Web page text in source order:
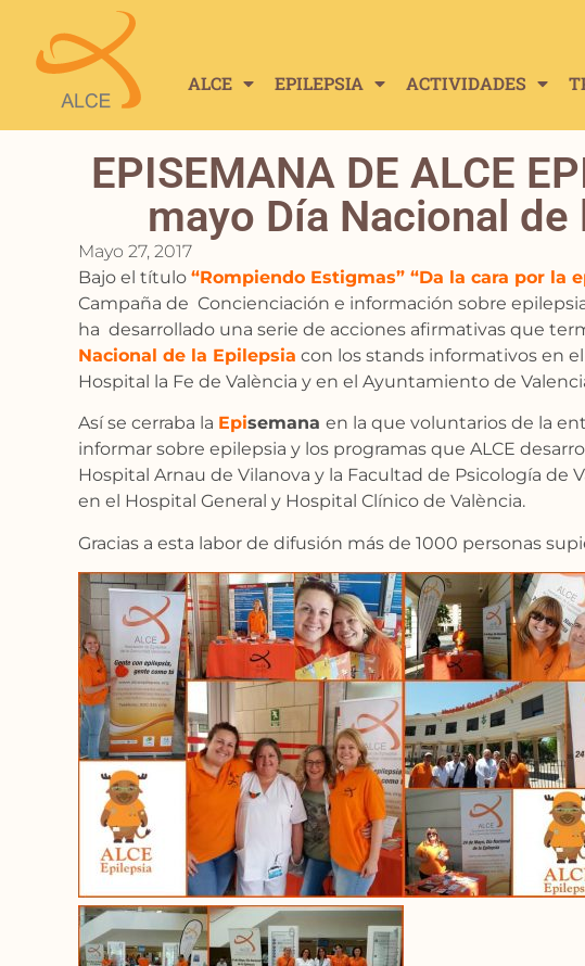
ALCE EPILEPSIA ACTIVIDADES
EPISEMANA DE ALCE
mayo Día Nacional de
Mayo 27, 2017
Bajo el título “Rompiendo Estigmas” “Da la cara por la
Campaña de Concienciación e información sobre
ha desarrollado una serie de acciones afirmativas que
Nacional de la Epilepsia con los stands informativos en
Hospital la Fe de València y en el Ayuntamiento de
Así se cerraba la Episemana en la que voluntarios de la
informar sobre epilepsia y los programas que ALCE
Hospital Arnau de Vilanova y la Facultad de Psicología de
en el Hospital General y Hospital Clínico de València.
Gracias a esta labor de difusión más de 1000 personas